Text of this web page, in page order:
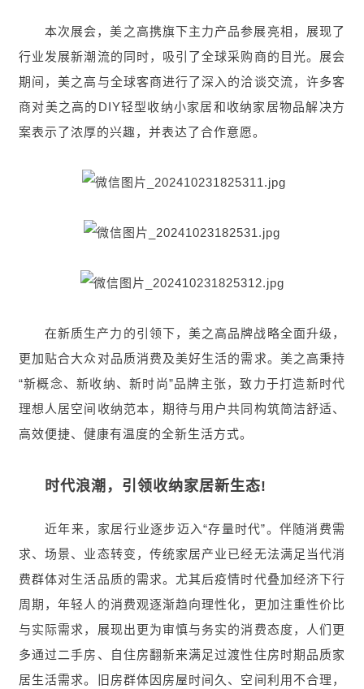
本次展会，美之高携旗下主力产品参展亮相，展现了
行业发展新潮流的同时，吸引了全球采购商的目光。展会
期间，美之高与全球客商进行了深入的洽谈交流，许多客
商对美之高的DIY轻型收纳小家居和收纳家居物品解决方
案表示了浓厚的兴趣，并表达了合作意愿。
在新质生产力的引领下，美之高品牌战略全面升级，
更加贴合大众对品质消费及美好生活的需求。美之高秉持
“新概念、新收纳、新时尚”品牌主张，致力于打造新时代
理想人居空间收纳范本，期待与用户共同构筑简洁舒适、
高效便捷、健康有温度的全新生活方式。
时代浪潮，引领收纳家居新生态!
近年来，家居行业逐步迈入“存量时代”。伴随消费需
求、场景、业态转变，传统家居产业已经无法满足当代消
费群体对生活品质的需求。尤其后疫情时代叠加经济下行
周期，年轻人的消费观逐渐趋向理性化，更加注重性价比
与实际需求，展现出更为审慎与务实的消费态度，人们更
多通过二手房、自住房翻新来满足过渡性住房时期品质家
居生活需求。旧房群体因房屋时间久、空间利用不合理，